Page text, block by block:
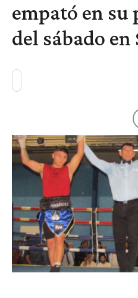
empató en su
del sábado